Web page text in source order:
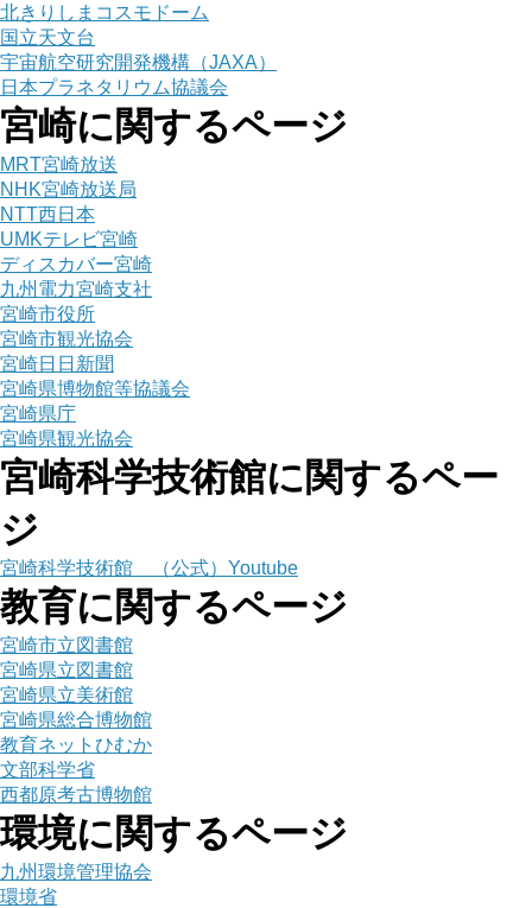
北きりしまコスモドーム
国立天文台
宇宙航空研究開発機構（JAXA）
日本プラネタリウム協議会
宮崎に関するページ
MRT宮崎放送
NHK宮崎放送局
NTT西日本
UMKテレビ宮崎
ディスカバー宮崎
九州電力宮崎支社
宮崎市役所
宮崎市観光協会
宮崎日日新聞
宮崎県博物館等協議会
宮崎県庁
宮崎県観光協会
宮崎科学技術館に関するペー
ジ
宮崎科学技術館 （公式）Youtube
教育に関するページ
宮崎市立図書館
宮崎県立図書館
宮崎県立美術館
宮崎県総合博物館
教育ネットひむか
文部科学省
西都原考古博物館
環境に関するページ
九州環境管理協会
環境省